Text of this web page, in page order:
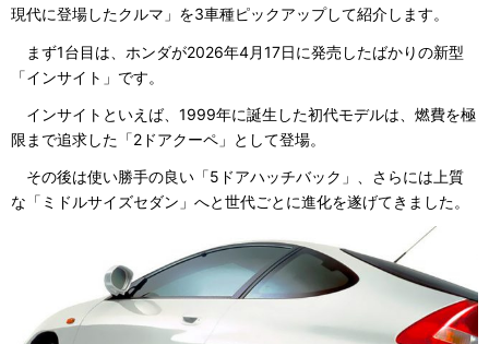
現代に登場したクルマ」を3車種ピックアップして紹介します。
まず1台目は、ホンダが2026年4月17日に発売したばかりの新型
「インサイト」です。
インサイトといえば、1999年に誕生した初代モデルは、燃費を極
限まで追求した「2ドアクーペ」として登場。
その後は使い勝手の良い「5ドアハッチバック」、さらには上質
な「ミドルサイズセダン」へと世代ごとに進化を遂げてきました。